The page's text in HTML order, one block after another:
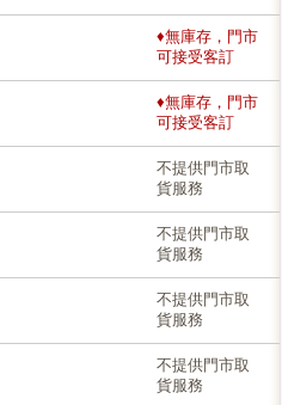
♦無庫存，門市
可接受客訂
♦無庫存，門市
可接受客訂
不提供門市取
貨服務
不提供門市取
貨服務
不提供門市取
貨服務
不提供門市取
貨服務